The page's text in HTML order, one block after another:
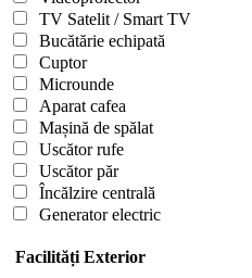
TV Satelit / Smart TV
Bucătărie echipată
Cuptor
Microunde
Aparat cafea
Mașină de spălat
Uscător rufe
Uscător păr
Încălzire centrală
Generator electric
Facilități Exterior